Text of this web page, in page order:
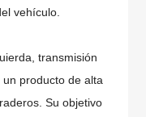
vehículo.
transmisión
un producto de alta
Su objetivo